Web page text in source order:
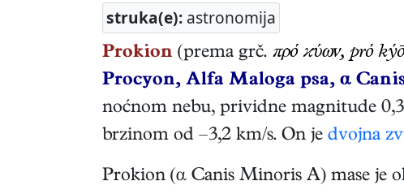
struka(e): astronomija
Prokion (prema grč. πρό ϰύων, pró
Procyon, Alfa Maloga psa, α
noćnom nebu, prividne magnitude
brzinom od –3,2 km/s. On je dvojna
Prokion (α Canis Minoris A) mase je